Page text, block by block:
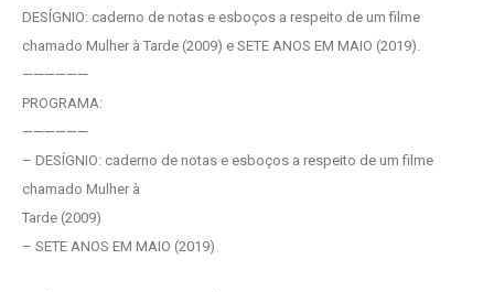
DESÍGNIO: caderno de notas e esboços a respeito de um filme
chamado Mulher à Tarde (2009) e SETE ANOS EM MAIO (2019).
——————
PROGRAMA:
——————
– DESÍGNIO: caderno de notas e esboços a respeito de um filme
chamado Mulher à
Tarde (2009)
– SETE ANOS EM MAIO (2019)